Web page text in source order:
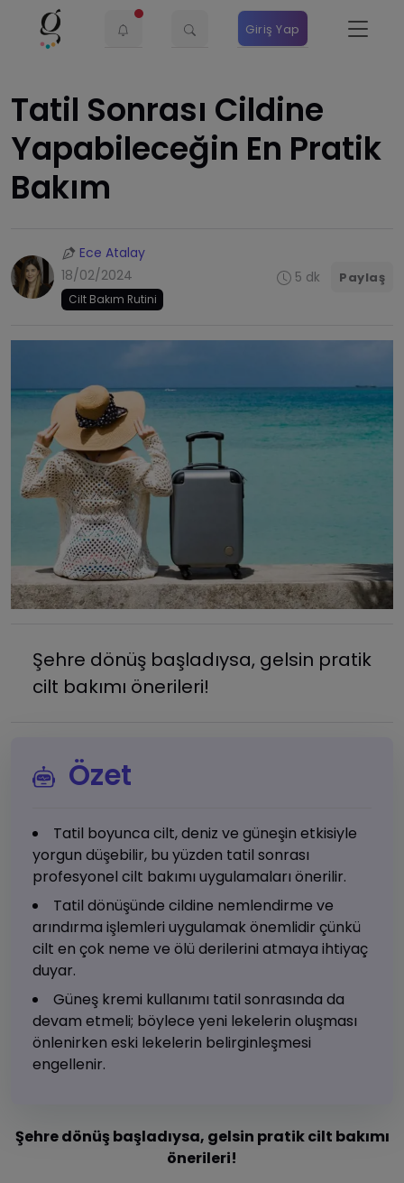
Giriş Yap
Tatil Sonrası Cildine
Yapabileceğin En Pratik
Bakım
Ece Atalay
18/02/2024
Cilt Bakım Rutini
5 dk Paylaş
Şehre dönüş başladıysa, gelsin pratik
cilt bakımı önerileri!
Özet
Tatil boyunca cilt, deniz ve güneşin etkisiyle
yorgun düşebilir, bu yüzden tatil sonrası
profesyonel cilt bakımı uygulamaları önerilir.
Tatil dönüşünde cildine nemlendirme ve
arındırma işlemleri uygulamak önemlidir çünkü
cilt en çok neme ve ölü derilerini atmaya ihtiyaç
duyar.
Güneş kremi kullanımı tatil sonrasında da
devam etmeli; böylece yeni lekelerin oluşması
önlenirken eski lekelerin belirginleşmesi
engellenir.
Şehre dönüş başladıysa, gelsin pratik cilt bakımı
önerileri!